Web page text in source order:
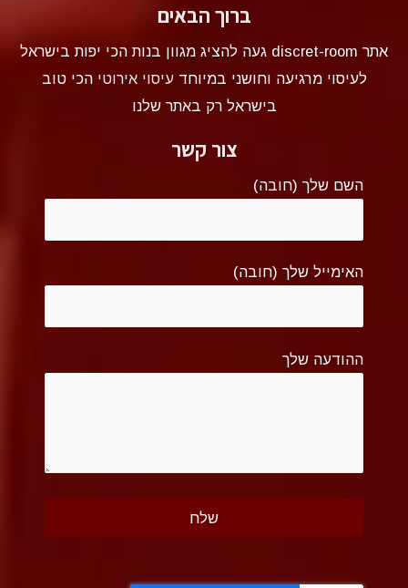
ברוך הבאים
אתר discret-room געה להציג מגוון בנות הכי יפות בישראל
לעיסוי מרגיעה וחושני במיוחדעיסוי אירוטי הכי טוב
בישראל רק באתר שלנו
צור קשר
השם שלך (חובה)
האימייל שלך (חובה)
ההודעה שלך